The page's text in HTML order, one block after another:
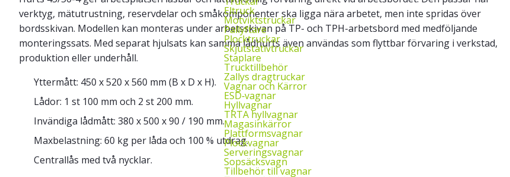
Eltruck
Motviktstruckar
Pallyftare
Plocktruckar
Skjutstativtruckar
Staplare
Trucktillbehör
Zallys dragtruckar
Vagnar och Kärror
ESD‑vagnar
Hyllvagnar
TRTA hyllvagnar
Magasinkärror
Plattformsvagnar
Plockvagnar
Serveringsvagnar
Sopsäcksvagn
Tillbehör till vagnar
verktyg, mätutrustning, reservdelar och småkomponenter ska ligga nära arbetet, men inte spridas över
bordsskivan. Modellen kan monteras under arbetsskivan på TP- och TPH-arbetsbord med medföljande
monteringssats. Med separat hjulsats kan samma lådhurts även användas som flyttbar förvaring i verkstad,
produktion eller underhåll.
Yttermått: 450 x 520 x 560 mm (B x D x H).
Lådor: 1 st 100 mm och 2 st 200 mm.
Invändiga lådmått: 380 x 500 x 90 / 190 mm.
Maxbelastning: 60 kg per låda och 100 % utdrag.
Centrallås med två nycklar.